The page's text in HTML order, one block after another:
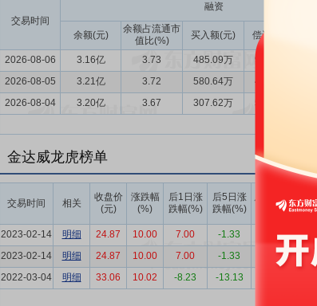
要点3：营养原料，保健食品
公司以领先的智能制造技术为
剂生产和品牌运营。依托全球化、全产业链布局，公司构建
高效、透明、可追溯的供应链体系，更有利于为全球消费者提
要点4：营养原料行业
总的来看营养原料行业目前呈现出以
环保理念深入发展，促使企业加速研发更安全、高效的有机产
要点5：营养保健食品行业
近年来，营养保健食品行业呈现
求激增成为行业核心增长引擎。根据GrandViewResearch统
元，复合年均增长率为8.9%，行业发展态势良好，整体增长动
全产业链优势
公司在保健食品原料领域深耕多年，
下游品牌营销和渠道布局的全产业链布局，通过整合国内外营
球客户提供稳定可靠的高品质产品。
要点7：生物制造供应链侧形成规模、成本与效率优势
公司
台，涵盖了菌种定向选育、发酵精细调控、生物酶和生物催
交易时间
融资
余额(元)
余额占流通市
值比(%)
买入额(元) 偿还额(元)
2026-08-06
3.16亿 3.73 485.09万 978.92万
2026-08-05
3.21亿 3.72 580.64万 493.44万
2026-08-04
3.20亿 3.67 307.62万 534.54万
金达威龙虎榜单
交易时间 相关
收盘价
(元)
涨跌幅
(%)
后1日涨
跌幅(%)
后5日涨
跌幅(%)
后10日涨
跌幅(%)
上
部
2023-02-14 明细 24.87 10.00 7.00 -1.33 -3.66
2023-02-14
明细 24.87 10.00 7.00 -1.33 -3.66
2022-03-04
明细 33.06 10.02 -8.23 -13.13